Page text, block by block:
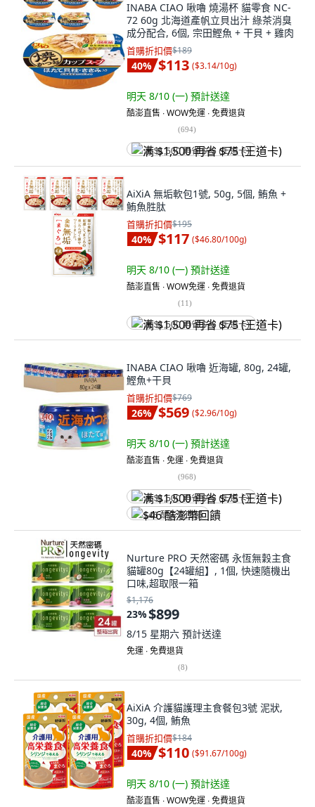
INABA CIAO 啾嚕 燒湯杯 貓零食 NC-
72 60g 北海道產帆立貝出汁 綠茶消臭
成分配合, 6個, 宗田鰹魚 + 干貝 + 雞肉
首購折扣價$189
40% $113 ($3.14/10g)
明天 8/10 (一) 預計送達
酷澎直售 ∙ WOW免運 ∙ 免費退貨
(694)
满 $1,500 再省 $75 (王道卡)
AiXiA 無垢軟包1號, 50g, 5個, 鮪魚 +
鮪魚胜肽
首購折扣價$195
40% $117 ($46.80/100g)
明天 8/10 (一) 預計送達
酷澎直售 ∙ WOW免運 ∙ 免費退貨
(11)
满 $1,500 再省 $75 (王道卡)
INABA CIAO 啾嚕 近海罐, 80g, 24罐,
鰹魚+干貝
首購折扣價$769
26% $569 ($2.96/10g)
明天 8/10 (一) 預計送達
酷澎直售 ∙ 免運 ∙ 免費退貨
(968)
满 $1,500 再省 $75 (王道卡)
$46 酷澎幣回饋
Nurture PRO 天然密碼 永恆無穀主食
貓罐80g【24罐組】, 1個, 快速隨機出
口味,超取限一箱
$1,176
23%$899
8/15 星期六 預計送達
免運 ∙ 免費退貨
(8)
AiXiA 介護貓護理主食餐包3號 泥狀,
30g, 4個, 鮪魚
首購折扣價$184
40% $110 ($91.67/100g)
明天 8/10 (一) 預計送達
酷澎直售 ∙ WOW免運 ∙ 免費退貨